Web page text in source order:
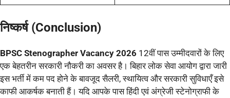
निष्कर्ष (Conclusion)
BPSC Stenographer Vacancy 2026 12वीं पास उम्मीदवारों के लिए
एक बेहतरीन सरकारी नौकरी का अवसर है। बिहार लोक सेवा आयोग द्वारा जारी
इस भर्ती में कम पद होने के बावजूद सैलरी, स्थायित्व और सरकारी सुविधाएँ इसे
काफी आकर्षक बनाती हैं। यदि आपके पास हिंदी एवं अंग्रेजी स्टेनोग्राफी के